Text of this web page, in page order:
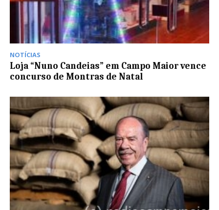
NOTÍCIAS
Loja “Nuno Candeias” em Campo Maior vence
concurso de Montras de Natal